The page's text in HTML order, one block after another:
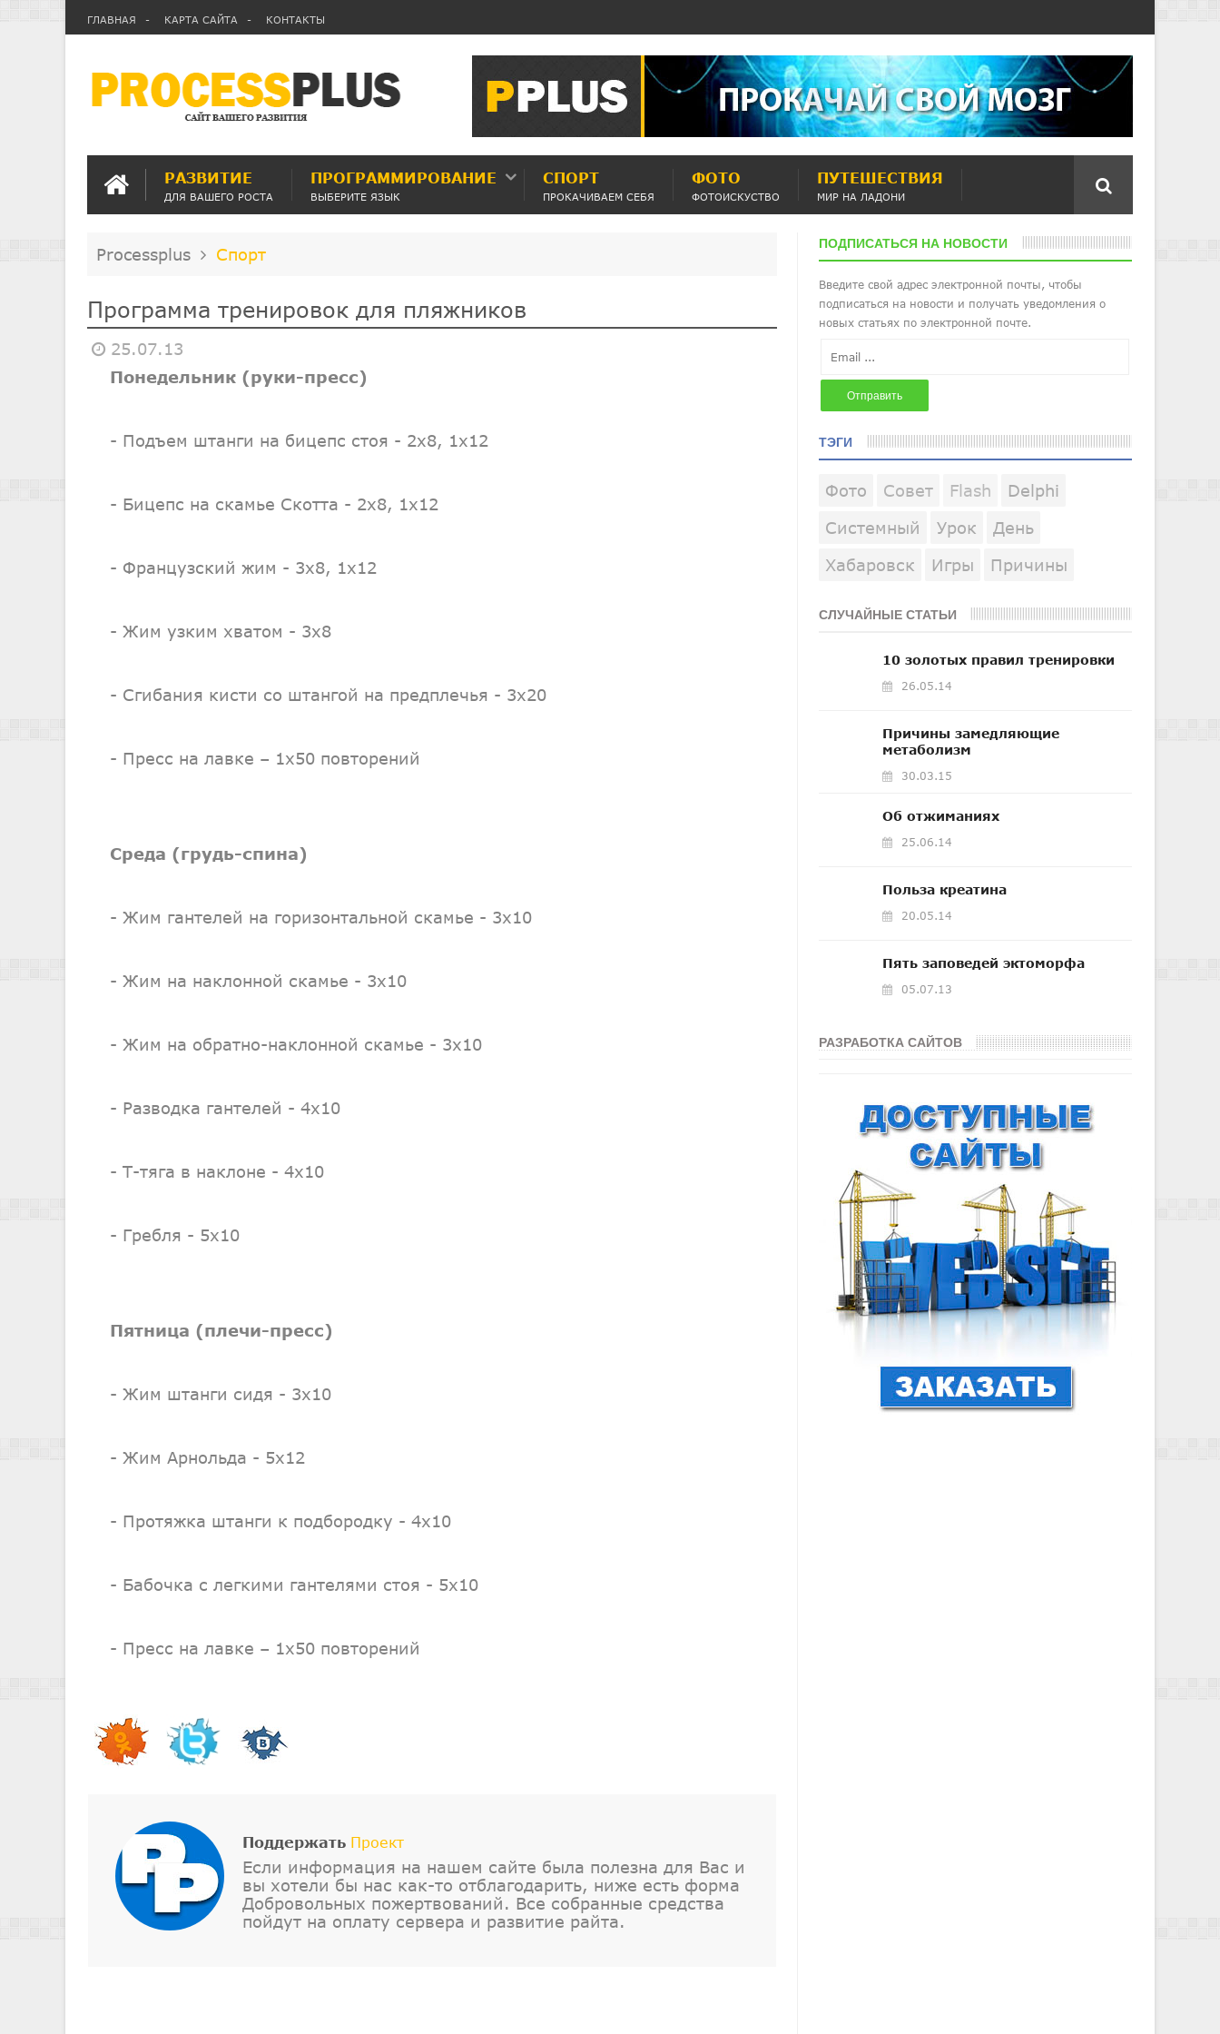
ГЛАВНАЯ КАРТА САЙТА КОНТАКТЫ
РАЗВИТИЕ
ДЛЯ ВАШЕГО РОСТА
ПРОГРАММИРОВАНИЕ
ВЫБЕРИТЕ ЯЗЫК
СПОРТ
ПРОКАЧИВАЕМ СЕБЯ
ФОТО
ФОТОИСКУСТВО
ПУТЕШЕСТВИЯ
МИР НА ЛАДОНИ
Processplus Спорт
Программа тренировок для пляжников
25.07.13
Понедельник (руки-пресс)
- Подъем штанги на бицепс стоя - 2х8, 1х12
- Бицепс на скамье Скотта - 2х8, 1х12
- Французский жим - 3х8, 1х12
- Жим узким хватом - 3х8
- Сгибания кисти со штангой на предплечья - 3х20
- Пресс на лавке – 1х50 повторений
Среда (грудь-спина)
- Жим гантелей на горизонтальной скамье - 3х10
- Жим на наклонной скамье - 3х10
- Жим на обратно-наклонной скамье - 3х10
- Разводка гантелей - 4х10
- Т-тяга в наклоне - 4х10
- Гребля - 5х10
Пятница (плечи-пресс)
- Жим штанги сидя - 3х10
- Жим Арнольда - 5х12
- Протяжка штанги к подбородку - 4х10
- Бабочка с легкими гантелями стоя - 5х10
- Пресс на лавке – 1х50 повторений
Поддержать Проект
Если информация на нашем сайте была полезна для Вас и
вы хотели бы нас как-то отблагодарить, ниже есть форма
Добровольных пожертвований. Все собранные средства
пойдут на оплату сервера и развитие райта.
ПОДПИСАТЬСЯ НА НОВОСТИ
ТЭГИ
Фото Совет Flash
Delphi
Системный
Урок
День
Хабаровск
Игры Причины
СЛУЧАЙНЫЕ СТАТЬИ
10 золотых правил тренировки
26.05.14
Причины замедляющие
метаболизм
30.03.15
Об отжиманиях
25.06.14
Польза креатина
20.05.14
Пять заповедей эктоморфа
05.07.13
РАЗРАБОТКА САЙТОВ